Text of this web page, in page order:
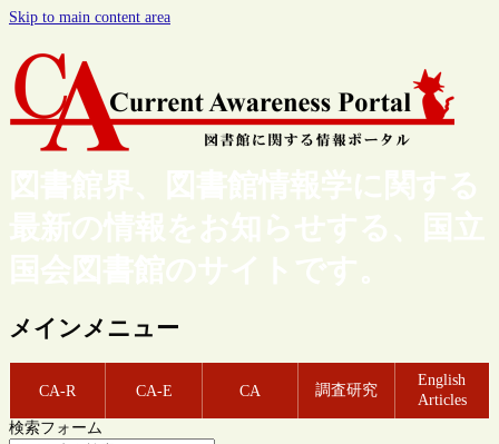
Skip to main content area
図書館界、図書館情報学に関する
最新の情報をお知らせする、国立
国会図書館のサイトです。
メインメニュー
CA-R CA-E CA 調査研究
English
Articles
検索フォーム